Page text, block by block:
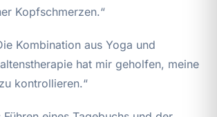
Kopfschmerzen.“
Kombination aus Yoga und
hat mir geholfen, meine
kontrollieren.“